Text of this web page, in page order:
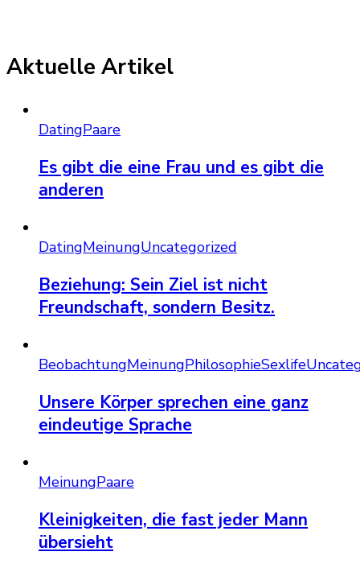
Aktuelle Artikel
DatingPaare
Es gibt die eine Frau und es gibt die
anderen
DatingMeinungUncategorized
Beziehung: Sein Ziel ist nicht
Freundschaft, sondern Besitz.
BeobachtungMeinungPhilosophieSexlife
Unsere Körper sprechen eine ganz
eindeutige Sprache
MeinungPaare
Kleinigkeiten, die fast jeder Mann
übersieht